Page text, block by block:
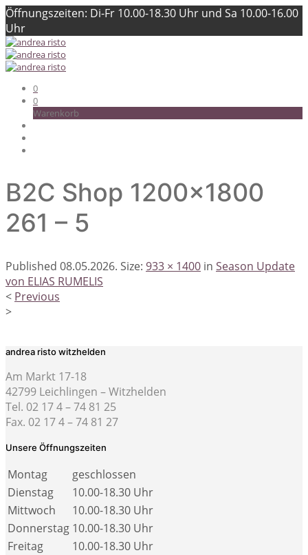
Öffnungszeiten: Di-Fr 10.00-18.30 Uhr und Sa 10.00-16.00
Uhr
0
0
Warenkorb
B2C Shop 1200×1800
261 – 5
Published 08.05.2026. Size: 933 × 1400 in Season Update
von ELIAS RUMELIS
< Previous
>
andrea risto witzhelden
Am Markt 17-18
42799 Leichlingen – Witzhelden
Tel. 02 17 4 – 74 81 25
Fax. 02 17 4 – 74 81 27
Unsere Öffnungszeiten
Montag
geschlossen
Dienstag
10.00-18.30 Uhr
Mittwoch
10.00-18.30 Uhr
Donnerstag 10.00-18.30 Uhr
Freitag
10.00-18.30 Uhr